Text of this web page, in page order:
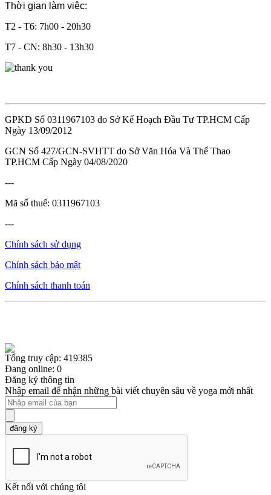
Thời gian làm việc:
T2 - T6: 7h00 - 20h30
T7 - CN: 8h30 - 13h30
GPKD Số 0311967103 do Sở Kế Hoạch Đầu Tư TP.HCM Cấp
Ngày 13/09/2012
GCN Số 427/GCN-SVHTT do Sở Văn Hóa Và Thể Thao
TP.HCM Cấp Ngày 04/08/2020
---
Mã số thuế: 0311967103
---
Chính sách sử dụng
Chính sách bảo mật
Chính sách thanh toán
Tổng truy cập: 419385
Đang online: 0
Đăng ký thông tin
Nhập email để nhận những bài viết chuyên sâu về yoga mới nhất
đăng ký
Kết nối với chúng tôi